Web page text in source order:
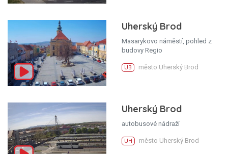
Uherský Brod
Masarykovo náměstí, pohled z
budovy Regio
UB město Uherský Brod
Uherský Brod
autobusové nádraží
UH město Uherský Brod